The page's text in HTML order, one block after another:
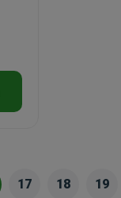
17 18 19